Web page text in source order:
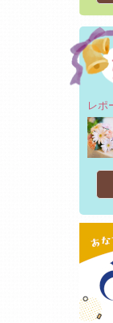
レポ